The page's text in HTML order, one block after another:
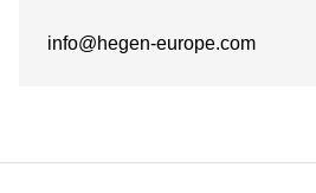
info@hegen-europe.com